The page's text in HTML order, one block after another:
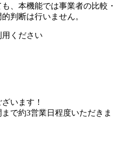
、本機能では事業者の比較・
判断は行いません。
ください
います！
で約3営業日程度いただきま